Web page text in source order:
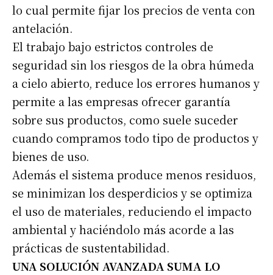
lo cual permite fijar los precios de venta con
antelación.
El trabajo bajo estrictos controles de
seguridad sin los riesgos de la obra húmeda
a cielo abierto, reduce los errores humanos y
permite a las empresas ofrecer garantía
sobre sus productos, como suele suceder
cuando compramos todo tipo de productos y
bienes de uso.
Además el sistema produce menos residuos,
se minimizan los desperdicios y se optimiza
el uso de materiales, reduciendo el impacto
ambiental y haciéndolo más acorde a las
prácticas de sustentabilidad.
UNA SOLUCIÓN AVANZADA SUMA LO